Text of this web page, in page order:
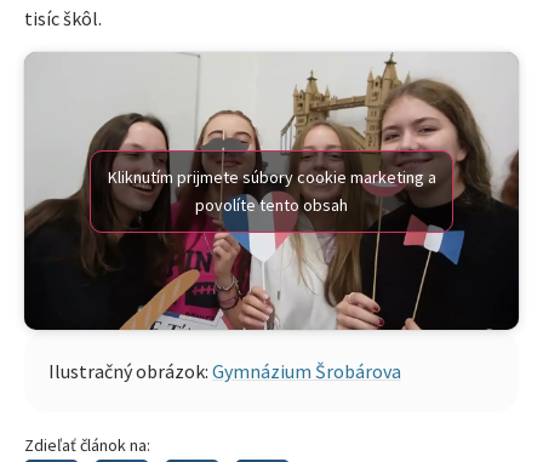
tisíc škôl.
Kliknutím prijmete súbory cookie marketing a
povolíte tento obsah
Ilustračný obrázok: Gymnázium Šrobárova
Zdieľať článok na: